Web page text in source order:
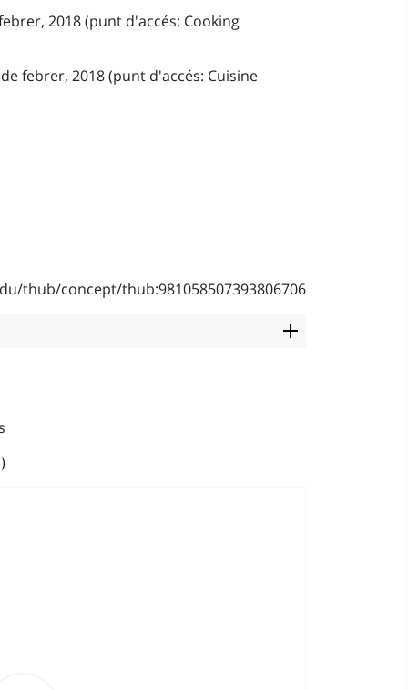
2018 (punt d'accés: Cooking
febrer, 2018 (punt d'accés: Cuisine
thub/concept/thub:981058507393806706